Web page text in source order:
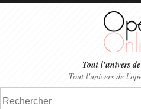
Tout l'univers
Tout l'univers de